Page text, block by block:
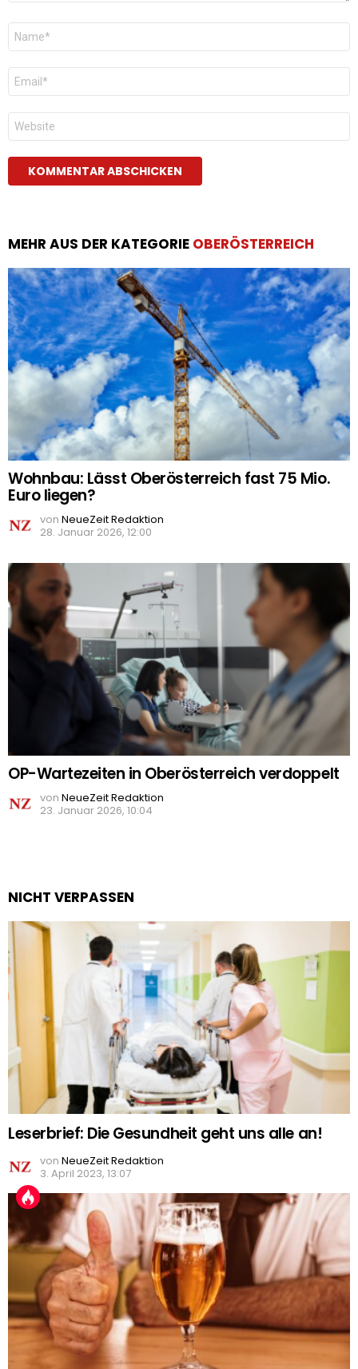
Name
E-
Mail
*
Website
MEHR AUS DER KATEGORIE OBERÖSTERREICH
Wohnbau: Lässt Oberösterreich fast 75 Mio.
Euro liegen?
von NeueZeit Redaktion
28. Januar 2026, 12:00
OP-Wartezeiten in Oberösterreich verdoppelt
von NeueZeit Redaktion
23. Januar 2026, 10:04
NICHT VERPASSEN
Leserbrief: Die Gesundheit geht uns alle an!
von NeueZeit Redaktion
3. April 2023, 13:07